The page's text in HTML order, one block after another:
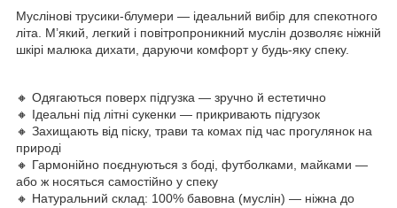
Муслінові трусики-блумери — ідеальний вибір для спекотного
літа. М’який, легкий і повітропроникний муслін дозволяє ніжній
шкірі малюка дихати, даруючи комфорт у будь-яку спеку.
🔸 Одягаються поверх підгузка — зручно й естетично
🔸 Ідеальні під літні сукенки — прикривають підгузок
🔸 Захищають від піску, трави та комах під час прогулянок на
природі
🔸 Гармонійно поєднуються з боді, футболками, майками —
або ж носяться самостійно у спеку
🔸 Натуральний склад: 100% бавовна (муслін) — ніжна до